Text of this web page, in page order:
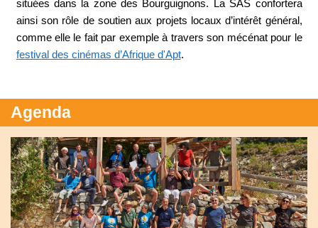
situées dans la zone des Bourguignons. La SAS confortera
ainsi son rôle de soutien aux projets locaux d’intérêt général,
comme elle le fait par exemple à travers son mécénat pour le
festival des cinémas d’Afrique d'Apt.
Agenda